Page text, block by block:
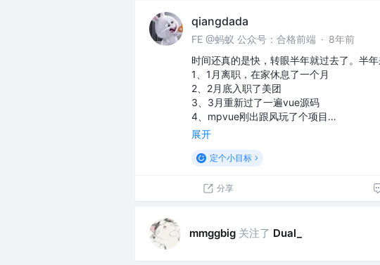
qiangdada
FE @蚂蚁 公众号：合格前端 · 8年前
时间还真的是快，转眼半年就过去了。半年
1、1月离职，在家休息了一个月
2、2月底入职了美团
3、3月重新过了一遍vue源码
4、mpvue刚出跟风玩了个项目…
展开
定个小目标
分享
mmggbig 关注了 Dual_